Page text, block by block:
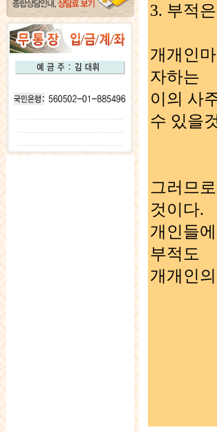
3. 부적
개개인
자하는
이의 사
수 있을
그러므
것이다.
개인들
부적도
개개인